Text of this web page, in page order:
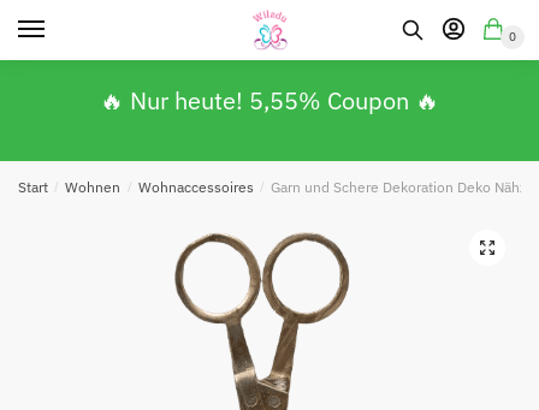
0
🔥 Nur heute! 5,55% Coupon 🔥
Start / Wohnen / Wohnaccessoires / Garn und Schere Dekoration Deko
🔍
Absenden